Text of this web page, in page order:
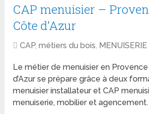
CAP menuisier –
Côte d’Azur
CAP,métiers du bois, MENUISERIE
Le métier de menuisier en
d’Azur se prépare grâce à deux
menuisier installateur et CAP
menuiserie, mobilier et agencement.